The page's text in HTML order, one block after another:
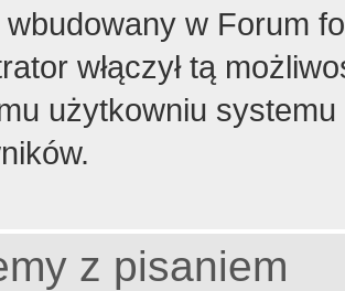
w Forum
włączył tą
użytkowniu
z pisaniem